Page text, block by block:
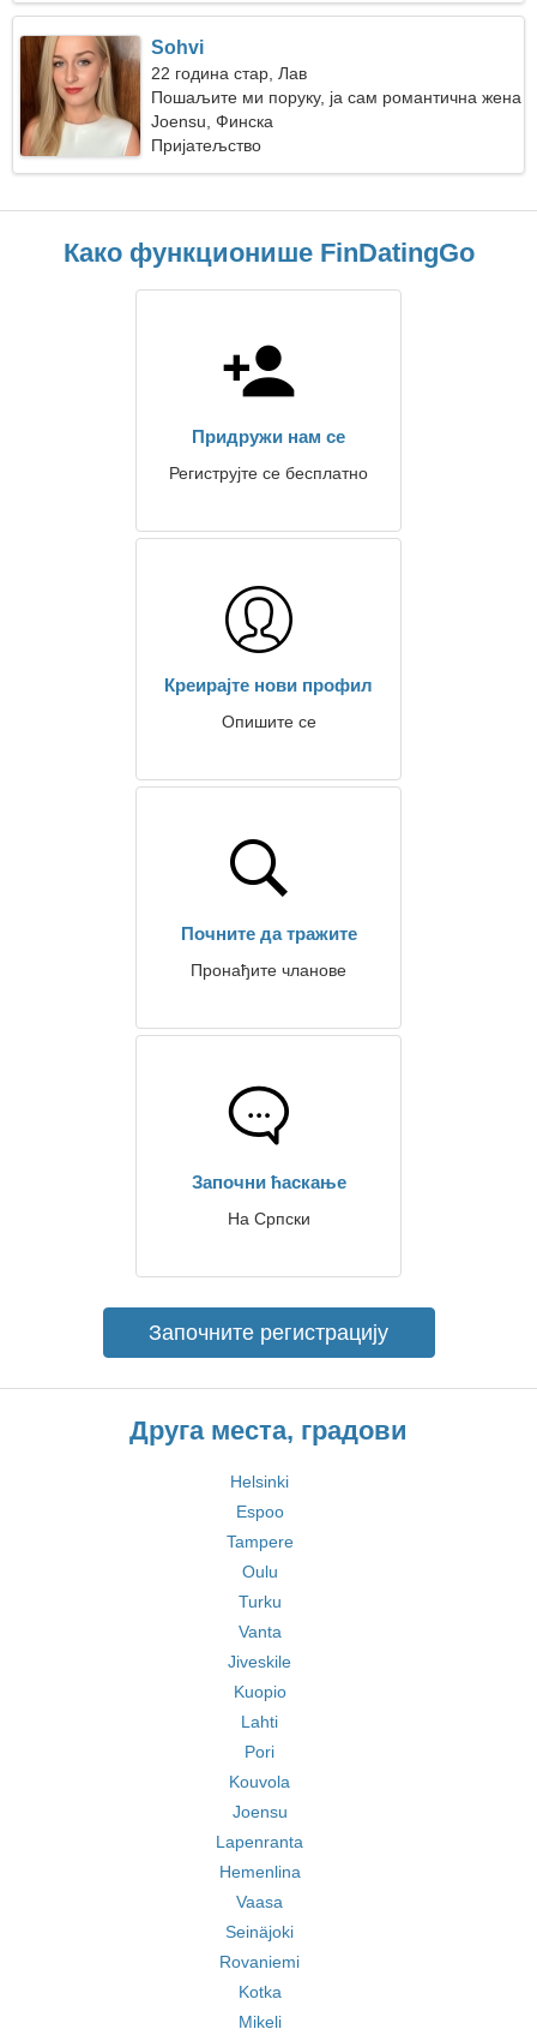
Sohvi
22 година стар, Лав
Пошаљите ми поруку, ја сам романтична жена
Joensu, Финска
Пријатељство
Како функционише FinDatingGo
Придружи нам се
Региструјте се бесплатно
Креирајте нови профил
Опишите се
Почните да тражите
Пронађите чланове
Започни ћаскање
На Српски
Започните регистрацију
Друга места, градови
Helsinki
Espoo
Tampere
Oulu
Turku
Vanta
Jiveskile
Kuopio
Lahti
Pori
Kouvola
Joensu
Lapenranta
Hemenlina
Vaasa
Seinäjoki
Rovaniemi
Kotka
Mikeli